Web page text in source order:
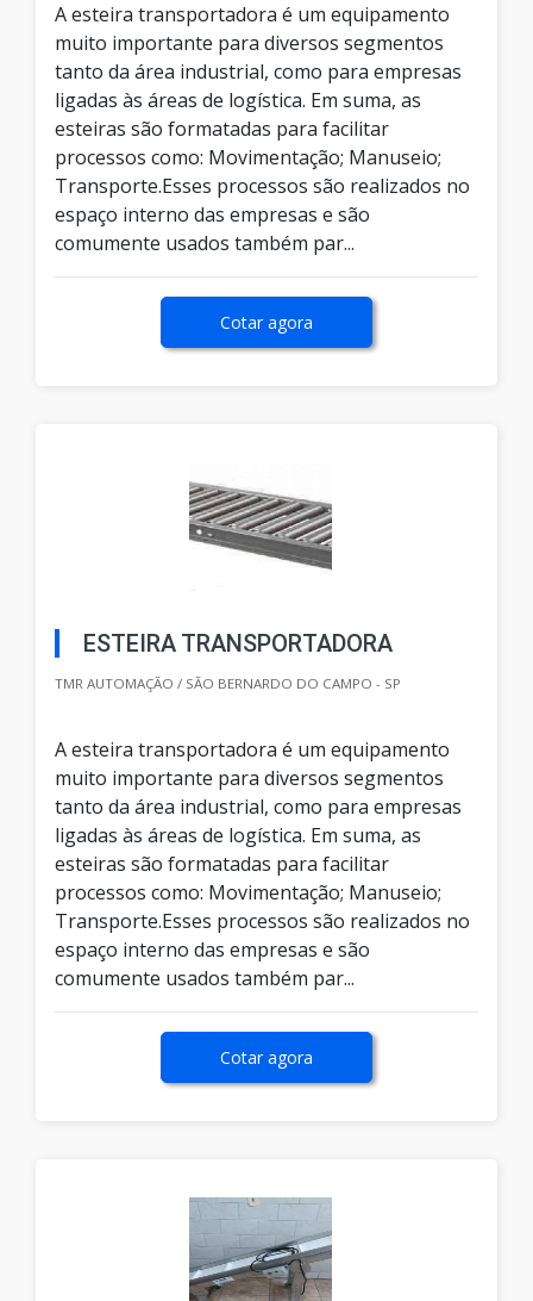
A esteira transportadora é um equipamento
muito importante para diversos segmentos
tanto da área industrial, como para empresas
ligadas às áreas de logística. Em suma, as
esteiras são formatadas para facilitar
processos como: Movimentação; Manuseio;
Transporte.Esses processos são realizados no
espaço interno das empresas e são
comumente usados também par...
Cotar agora
ESTEIRA TRANSPORTADORA
TMR AUTOMAÇÃO / SÃO BERNARDO DO CAMPO - SP
A esteira transportadora é um equipamento
muito importante para diversos segmentos
tanto da área industrial, como para empresas
ligadas às áreas de logística. Em suma, as
esteiras são formatadas para facilitar
processos como: Movimentação; Manuseio;
Transporte.Esses processos são realizados no
espaço interno das empresas e são
comumente usados também par...
Cotar agora